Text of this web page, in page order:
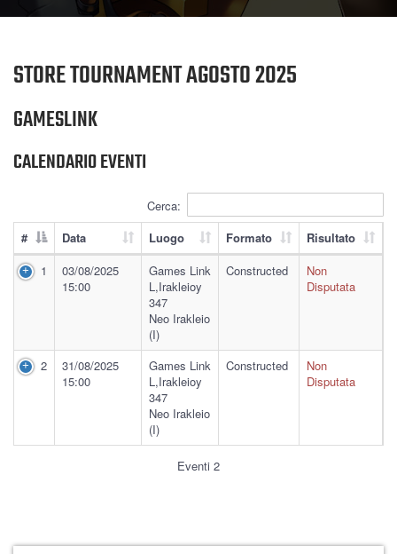
STORE TOURNAMENT AGOSTO 2025
GAMESLINK
CALENDARIO EVENTI
Cerca:
#
Data Luogo Formato
Risultato
1
03/08/2025
15:00
Games Link
L,Irakleioy
347
Neo Irakleio
(I)
Constructed
Non
Disputata
2
31/08/2025
15:00
Games Link
L,Irakleioy
347
Neo Irakleio
(I)
Constructed
Non
Disputata
Eventi 2